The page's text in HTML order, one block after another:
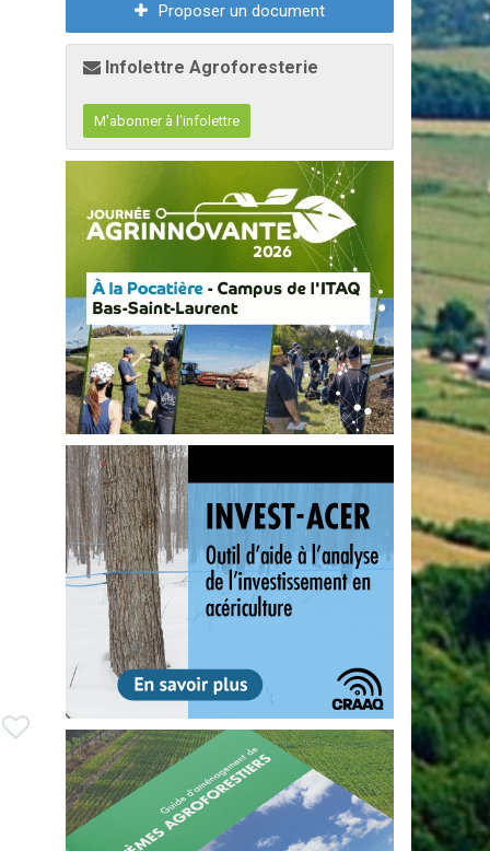
Proposer un document
Infolettre Agroforesterie
M'abonner à l'infolettre